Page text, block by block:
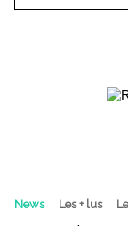
News Les + lus